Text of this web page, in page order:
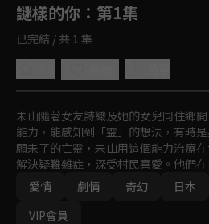
謎樣的你 ：第1集
已完結 / 共 1 集
未山隨著女友詩織及她的女兒同住鄉
能力，能感知到「靈」的想法，有時
願未了的亡靈，未山用這個能力治療
解決疑難雜症，深受村民喜愛。他們
好，卻逐漸忘記曾經高中時代的後輩
及因為某些原因不再見面的前女友莉
去竟然再度找上了他。
愛情
劇情 奇幻 日本
VIP會員